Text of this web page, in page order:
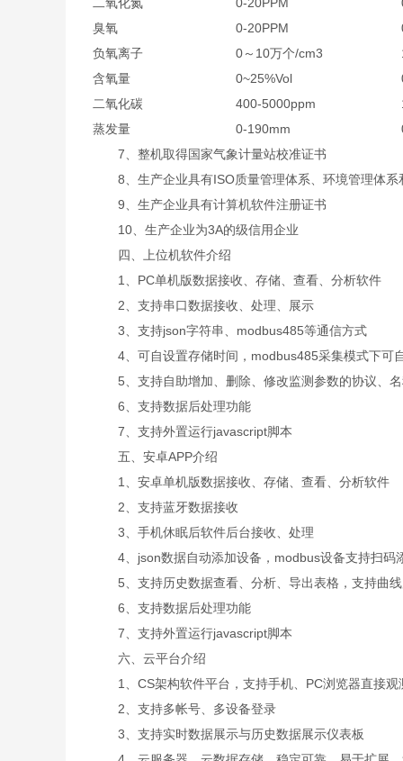
臭氧
0-20PPM
负氧离子
0～10万个/cm3
含氧量
0~25%Vol
二氧化碳
400-5000ppm
蒸发量
0-190mm
7、整机取得国家气象计量站校准证书
8、生产企业具有ISO质量管理体系、环境管理体系
9、生产企业具有计算机软件注册证书
10、生产企业为3A的级信用企业
四、上位机软件介绍
1、PC单机版数据接收、存储、查看、分析软件
2、支持串口数据接收、处理、展示
3、支持json字符串、modbus485等通信方式
4、可自设置存储时间，modbus485采集模式下可
5、支持自助增加、删除、修改监测参数的协议、名
6、支持数据后处理功能
7、支持外置运行javascript脚本
五、安卓APP介绍
1、安卓单机版数据接收、存储、查看、分析软件
2、支持蓝牙数据接收
3、手机休眠后软件后台接收、处理
4、json数据自动添加设备，modbus设备支持扫码
5、支持历史数据查看、分析、导出表格，支持曲线
6、支持数据后处理功能
7、支持外置运行javascript脚本
六、云平台介绍
1、CS架构软件平台，支持手机、PC浏览器直接观
2、支持多帐号、多设备登录
3、支持实时数据展示与历史数据展示仪表板